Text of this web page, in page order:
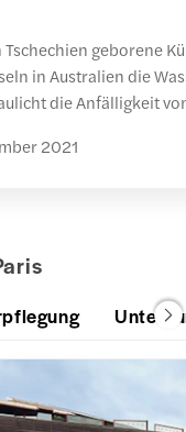
geborene
in Australien die
die Anfälligkeit
2021